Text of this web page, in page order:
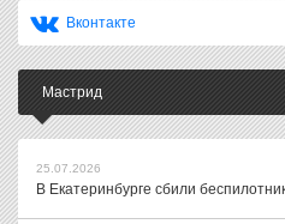
Вконтакте
Мастрид
25.07.2026
В Екатеринбурге сбили